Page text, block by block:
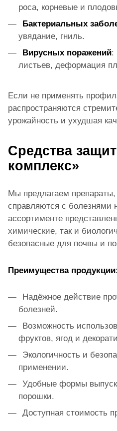
роса, корневые и
Бактериальных
увядание, гниль.
Вирусных поражений:
листьев, деформация
Если не применять
распространяются
урожайность и ухудшая
Средства
комплекс»
Мы предлагаем
справляются с болезнями
ассортименте
химические, так и
безопасные для почвы и
Преимущества продукции:
Надёжное действие
болезней.
Возможность
фруктов, ягод и
Экологичность и
применении.
Удобные формы
порошки.
Доступная стоимость